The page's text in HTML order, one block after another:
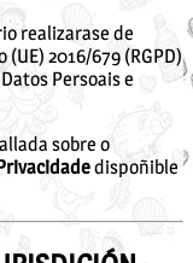
realizarase de
2016/679 (RGPD)
Persoais e
sobre o
dispoñible